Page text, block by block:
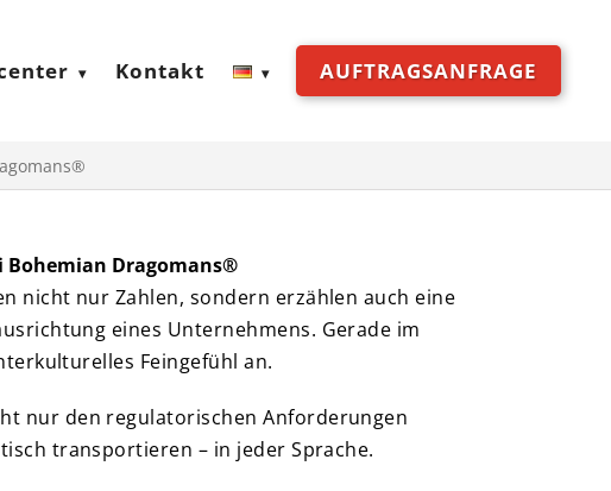
Kontakt AUFTRAGSANFRAGE
Bohemian Dragomans®
nicht nur Zahlen, sondern erzählen auch eine
eines Unternehmens. Gerade im
Feingefühl an.
nur den regulatorischen Anforderungen
transportieren – in jeder Sprache.